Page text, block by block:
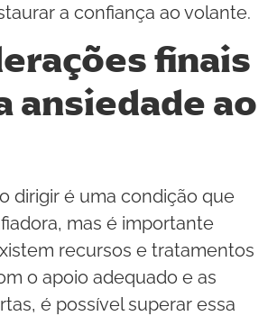
a confiança ao volante.
finais
ansiedade ao
dirigir é uma condição que
mas é importante
recursos e tratamentos
o apoio adequado e as
é possível superar essa